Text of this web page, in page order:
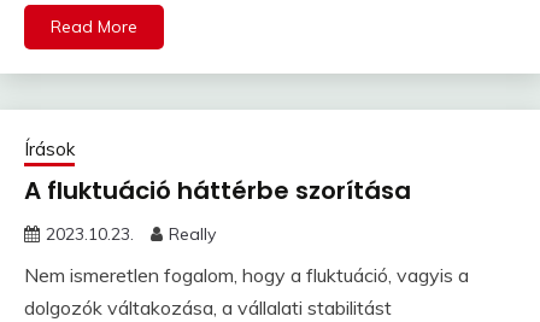
Read More
Írások
A fluktuáció háttérbe szorítása
2023.10.23. Really
Nem ismeretlen fogalom, hogy a fluktuáció, vagyis a
dolgozók váltakozása, a vállalati stabilitást